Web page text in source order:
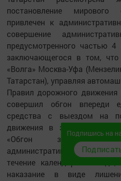
постановление
привлечен к
совершение
предусмотренного частью
заключающегося в том,
«Волга» Москва-Уфа
Татарстан), управляя
Правил дорожного движения
совершил обгон впереди
средства с выездом на
движения в зоне действия
«Обгон запрещен»,
административное
течение календарного
наказание в виде
Подпишись на